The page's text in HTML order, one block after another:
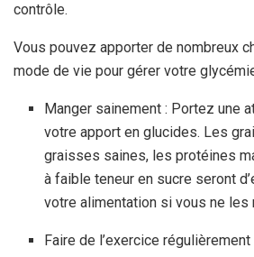
contrôle.
Vous pouvez apporter de nombreux
mode de vie pour gérer votre
Manger sainement : Portez une
votre apport en glucides. Les
graisses saines, les protéines
à faible teneur en sucre seront
votre alimentation si vous ne les
Faire de l’exercice